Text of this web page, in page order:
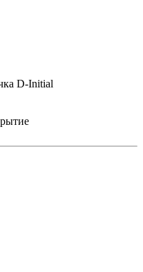
D-Initial